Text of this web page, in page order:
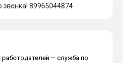
89965044874
работодателей — служба по